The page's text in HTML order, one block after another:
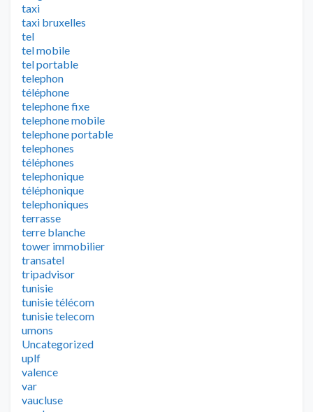
taxi
taxi bruxelles
tel
tel mobile
tel portable
telephon
téléphone
telephone fixe
telephone mobile
telephone portable
telephones
téléphones
telephonique
téléphonique
telephoniques
terrasse
terre blanche
tower immobilier
transatel
tripadvisor
tunisie
tunisie télécom
tunisie telecom
umons
Uncategorized
uplf
valence
var
vaucluse